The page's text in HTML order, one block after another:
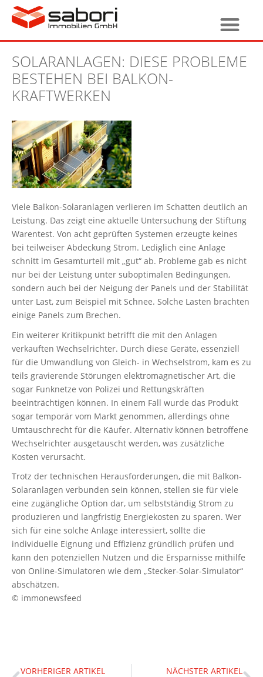
SOLARANLAGEN: DIESE PROBLEME
BESTEHEN BEI BALKON-
KRAFTWERKEN
Viele Balkon-Solaranlagen verlieren im Schatten deutlich an
Leistung. Das zeigt eine aktuelle Untersuchung der Stiftung
Warentest. Von acht geprüften Systemen erzeugte keines
bei teilweiser Abdeckung Strom. Lediglich eine Anlage
schnitt im Gesamturteil mit „gut“ ab. Probleme gab es nicht
nur bei der Leistung unter suboptimalen Bedingungen,
sondern auch bei der Neigung der Panels und der Stabilität
unter Last, zum Beispiel mit Schnee. Solche Lasten brachten
einige Panels zum Brechen.
Ein weiterer Kritikpunkt betrifft die mit den Anlagen
verkauften Wechselrichter. Durch diese Geräte, essenziell
für die Umwandlung von Gleich- in Wechselstrom, kam es zu
teils gravierende Störungen elektromagnetischer Art, die
sogar Funknetze von Polizei und Rettungskräften
beeinträchtigen können. In einem Fall wurde das Produkt
sogar temporär vom Markt genommen, allerdings ohne
Umtauschrecht für die Käufer. Alternativ können betroffene
Wechselrichter ausgetauscht werden, was zusätzliche
Kosten verursacht.
Trotz der technischen Herausforderungen, die mit Balkon-
Solaranlagen verbunden sein können, stellen sie für viele
eine zugängliche Option dar, um selbstständig Strom zu
produzieren und langfristig Energiekosten zu sparen. Wer
sich für eine solche Anlage interessiert, sollte die
individuelle Eignung und Effizienz gründlich prüfen und
kann den potenziellen Nutzen und die Ersparnisse mithilfe
von Online-Simulatoren wie dem „Stecker-Solar-Simulator“
abschätzen.
© immonewsfeed
VORHERIGER ARTIKEL NÄCHSTER ARTIKEL